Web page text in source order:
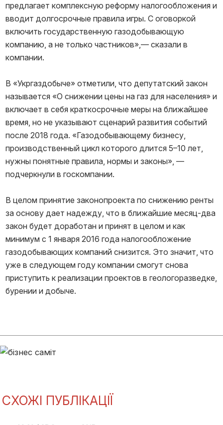
предлагает комплексную реформу налогообложения и
вводит долгосрочные правила игры. С оговоркой
включить государственную газодобывающую
компанию, а не только частников»,— сказали в
компании.
В «Укргаздобыче» отметили, что депутатский закон
называется «О снижении цены на газ для населения» и
включает в себя краткосрочные меры на ближайшее
время, но не указывают сценарий развития событий
после 2018 года. «Газодобывающему бизнесу,
производственный цикл которого длится 5–10 лет,
нужны понятные правила, нормы и законы», —
подчеркнули в госкомпании.
В целом принятие законопроекта по снижению ренты
за основу дает надежду, что в ближайшие месяц-два
закон будет доработан и принят в целом и как
минимум с 1 января 2016 года налогообложение
газодобывающих компаний снизится. Это значит, что
уже в следующем году компании смогут снова
приступить к реализации проектов в геологоразведке,
бурении и добыче.
СХОЖІ ПУБЛІКАЦІЇ